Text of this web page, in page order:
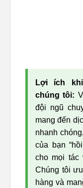
Lợi ích
chúng tôi:
đội ngũ
mang đến
nhanh
của bạn
cho mọi tác
Chúng tôi
hàng và